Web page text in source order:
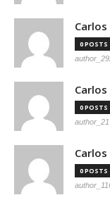
0 POSTS
0 POSTS
0 POSTS